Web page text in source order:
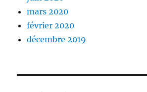
mars 2020
février 2020
décembre 2019